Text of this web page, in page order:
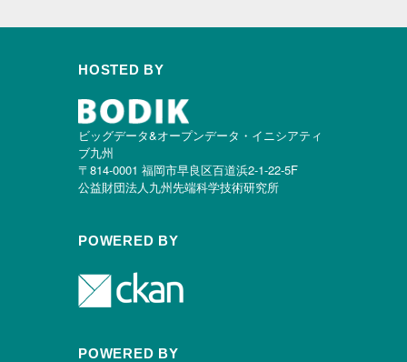
HOSTED BY
ビッグデータ&オープンデータ・イニシアティ
ブ九州
〒814-0001 福岡市早良区百道浜2-1-22-5F
公益財団法人九州先端科学技術研究所
POWERED BY
POWERED BY